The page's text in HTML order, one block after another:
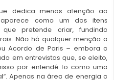
dedica menos atenção ao
como um dos itens
pretende criar, fundindo
Não há qualquer menção a
Acordo de Paris – embora o
em entrevistas que, se eleito,
por entendê-lo como uma
Apenas na área de energia o